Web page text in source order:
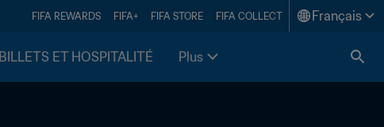
FIFA REWARDS FIFA+ FIFA STORE FIFA COLLECT Français
BILLETS ET HOSPITALITÉ Plus